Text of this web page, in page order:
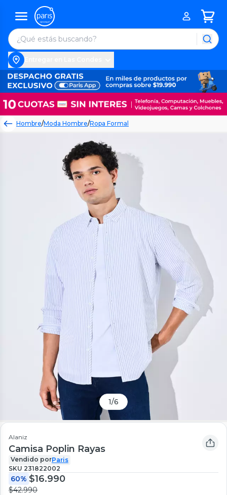
Hombre/Moda Hombre/Ropa Formal
1/6
Alaniz
Camisa Poplin Rayas
Vendido porParis
SKU 231822002
60% $16.990
$42.990